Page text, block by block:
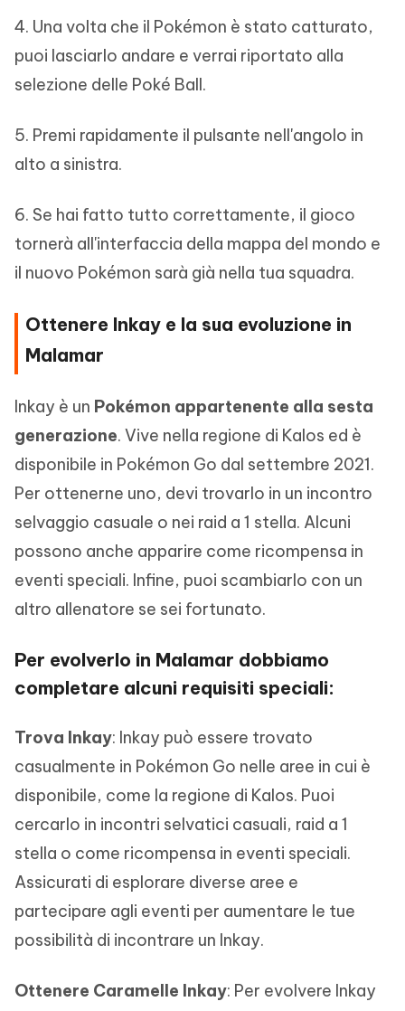
4. Una volta che il Pokémon è stato catturato,
puoi lasciarlo andare e verrai riportato alla
selezione delle Poké Ball.
5. Premi rapidamente il pulsante nell'angolo in
alto a sinistra.
6. Se hai fatto tutto correttamente, il gioco
tornerà all'interfaccia della mappa del mondo e
il nuovo Pokémon sarà già nella tua squadra.
Ottenere Inkay e la sua evoluzione in
Malamar
Inkay è un Pokémon appartenente alla sesta
generazione. Vive nella regione di Kalos ed è
disponibile in Pokémon Go dal settembre 2021.
Per ottenerne uno, devi trovarlo in un incontro
selvaggio casuale o nei raid a 1 stella. Alcuni
possono anche apparire come ricompensa in
eventi speciali. Infine, puoi scambiarlo con un
altro allenatore se sei fortunato.
Per evolverlo in Malamar dobbiamo
completare alcuni requisiti speciali:
Trova Inkay: Inkay può essere trovato
casualmente in Pokémon Go nelle aree in cui è
disponibile, come la regione di Kalos. Puoi
cercarlo in incontri selvatici casuali, raid a 1
stella o come ricompensa in eventi speciali.
Assicurati di esplorare diverse aree e
partecipare agli eventi per aumentare le tue
possibilità di incontrare un Inkay.
Ottenere Caramelle Inkay: Per evolvere Inkay